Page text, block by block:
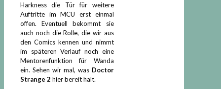
Harkness die Tür für weitere
Auftritte im MCU erst einmal
offen. Eventuell bekommt sie
auch noch die Rolle, die wir aus
den Comics kennen und nimmt
im späteren Verlauf noch eine
Mentorenfunktion für Wanda
ein. Sehen wir mal, was Doctor
Strange 2 hier bereit hält.